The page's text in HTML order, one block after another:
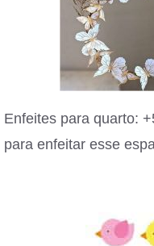
Enfeites para quarto:
para enfeitar esse